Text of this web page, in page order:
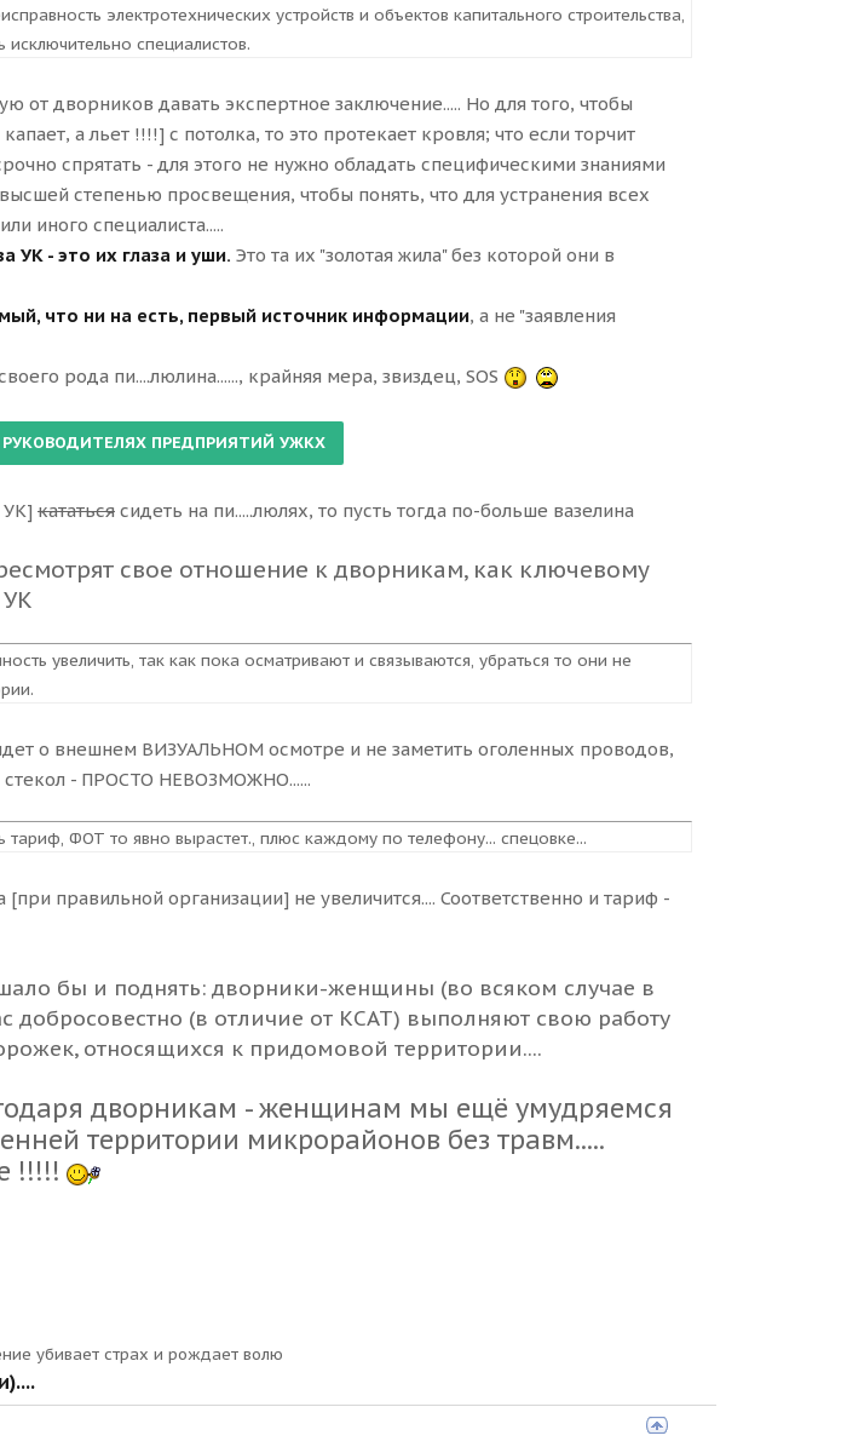
электротехнических устройств и объектов капитального строительства,
специалистов.
от дворников давать экспертное заключение..... Но для того, чтобы
а льет !!!!] с потолка, то это протекает кровля; что если торчит
спрятать - для этого не нужно обладать специфическими знаниями
степенью просвещения, чтобы понять, что для устранения всех
иного специалиста.....
УК - это их глаза и уши. Это та их "золотая жила" без которой они в
что ни на есть, первый источник информации, а не "заявления
рода пи....люлина......, крайняя мера, звиздец, SOS
УК] кататься сидеть на пи.....люлях, то пусть тогда по-больше вазелина
свое отношение к дворникам, как ключевому
увеличить, так как пока осматривают и связываются, убраться то они не
о внешнем ВИЗУАЛЬНОМ осмотре и не заметить оголенных проводов,
стекол - ПРОСТО НЕВОЗМОЖНО......
тариф, ФОТ то явно вырастет., плюс каждому по телефону... спецовке...
[при правильной организации] не увеличится.... Соответственно и тариф -
бы и поднять: дворники-женщины (во всяком случае в
добросовестно (в отличие от КСАТ) выполняют свою работу
относящихся к придомовой территории....
дворникам - женщинам мы ещё умудряемся
территории микрорайонов без травм.....
!!!!!
убивает страх и рождает волю